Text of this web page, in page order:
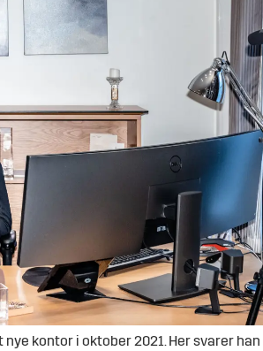
nye kontor i oktober 2021. Her svarer